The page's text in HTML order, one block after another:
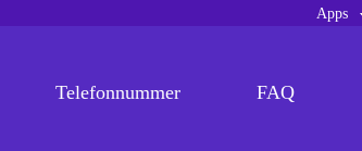
Apps
Telefonnummer FAQ